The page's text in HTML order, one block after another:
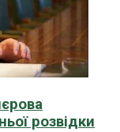
розвідки